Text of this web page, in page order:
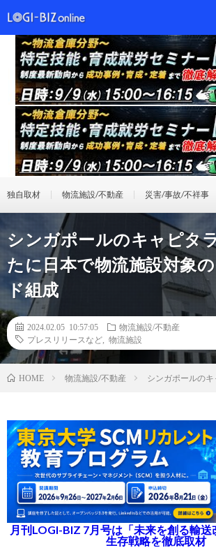
独自取材 物流施設/不動産 災害/事故/不祥事
シンガポールのキャピタ
たに日本で物流施設対象
ド組成
2024.02.05 10:57:05
物流施設/不動産
プレスリリースなど
物流施設
HOME 物流施設/不動産 シンガポールの
月刊LOGI-BIZ 7月号は「未来を創る輸送
生存戦略を徹底取材